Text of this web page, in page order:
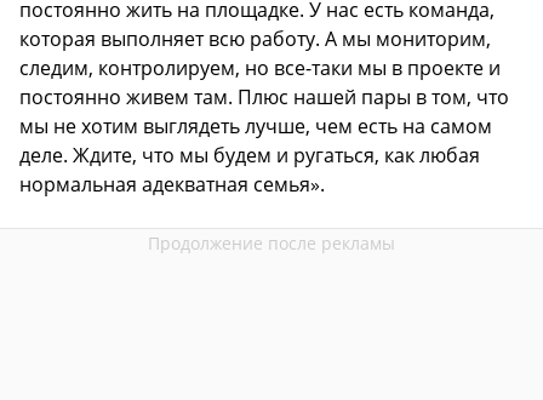
постоянно жить на площадке. У нас есть команда,
которая выполняет всю работу. А мы мониторим,
следим, контролируем, но все-таки мы в проекте и
постоянно живем там. Плюс нашей пары в том, что
мы не хотим выглядеть лучше, чем есть на самом
деле. Ждите, что мы будем и ругаться, как любая
нормальная адекватная семья».